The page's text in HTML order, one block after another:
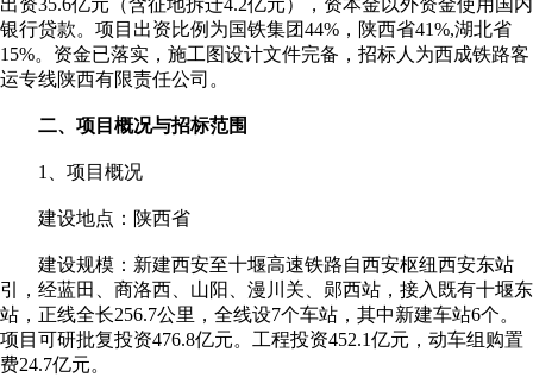
出资35.6亿元（含征地拆迁4.2亿元），资本金以外资金使用国内
银行贷款。项目出资比例为国铁集团44%，陕西省41%,湖北省
15%。资金已落实，施工图设计文件完备，招标人为西成铁路客
运专线陕西有限责任公司。
二、项目概况与招标范围
1、项目概况
建设地点：陕西省
建设规模：新建西安至十堰高速铁路自西安枢纽西安东站
引，经蓝田、商洛西、山阳、漫川关、郧西站，接入既有十堰东
站，正线全长256.7公里，全线设7个车站，其中新建车站6个。
项目可研批复投资476.8亿元。工程投资452.1亿元，动车组购置
费24.7亿元。